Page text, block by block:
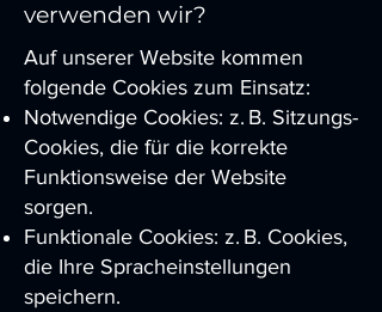
verwenden wir?
Auf unserer Website kommen
folgende Cookies zum Einsatz:
Notwendige Cookies: z. B. Sitzungs-
Cookies, die für die korrekte
Funktionsweise der Website
sorgen.
Funktionale Cookies: z. B. Cookies,
die Ihre Spracheinstellungen
speichern.